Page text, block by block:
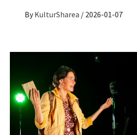
By KulturSharea / 2026-01-07